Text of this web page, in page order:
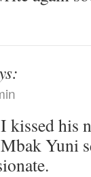
kissed his
Yuni